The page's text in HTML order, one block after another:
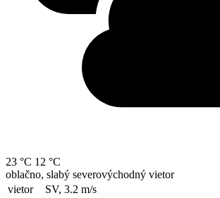
23 °C 12 °C
oblačno, slabý severovýchodný vietor
vietor
SV, 3.2 m/s